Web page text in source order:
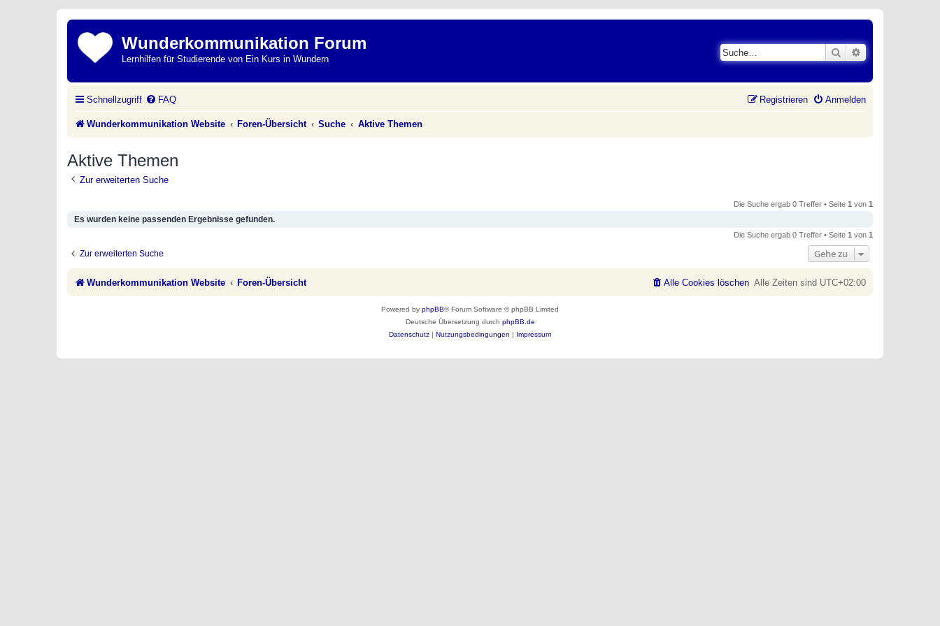
Wunderkommunikation Forum
Lernhilfen für Studierende von Ein Kurs in Wundern
Suche
Schnellzugriff FAQ Anmelden
Registrieren
Wunderkommunikation Website Foren-Übersicht Suche Aktive Themen
Aktive Themen
Zur erweiterten Suche
Die Suche ergab 0 Treffer • Seite 1 von 1
Es wurden keine passenden Ergebnisse gefunden.
Die Suche ergab 0 Treffer • Seite 1 von 1
Zur erweiterten Suche Gehe zu
Wunderkommunikation Website Foren-Übersicht Alle Zeiten sind UTC+02:00
Alle Cookies löschen
Powered by phpBB® Forum Software © phpBB Limited
Deutsche Übersetzung durch phpBB.de
Datenschutz | Nutzungsbedingungen | Impressum